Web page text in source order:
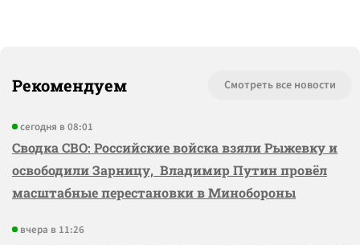
Рекомендуем Смотреть все новости
сегодня в 08:01
Сводка СВО: Российские войска взяли Рыжевку и
освободили Зарницу, Владимир Путин провёл
масштабные перестановки в Минобороны
вчера в 11:26